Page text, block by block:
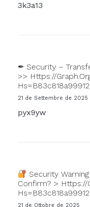
3k3a13
✒ Security –
>> Https://
21 de Settembre de 2025
pyx9yw
Security
Confirm? > Https://
21 de Ottobre de 2025